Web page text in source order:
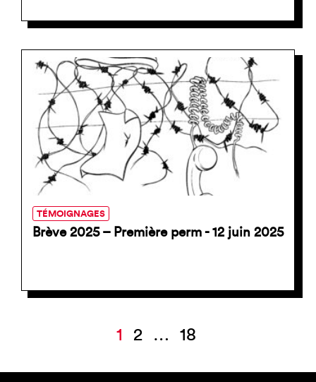
TÉMOIGNAGES
Brève 2025 – Première perm - 12 juin 2025
Pagination
1 2 … 18